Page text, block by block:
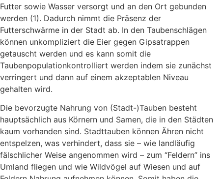
Futter sowie Wasser versorgt und an den Ort gebunden
werden (1). Dadurch nimmt die Präsenz der
Futterschwärme in der Stadt ab. In den Taubenschlägen
können unkompliziert die Eier gegen Gipsatrappen
getauscht werden und es kann somit die
Taubenpopulationkontrolliert werden indem sie zunächst
verringert und dann auf einem akzeptablen Niveau
gehalten wird.
Die bevorzugte Nahrung von (Stadt-)Tauben besteht
hauptsächlich aus Körnern und Samen, die in den Städten
kaum vorhanden sind. Stadttauben können Ähren nicht
entspelzen, was verhindert, dass sie – wie landläufig
fälschlicher Weise angenommen wird – zum “Feldern” ins
Umland fliegen und wie Wildvögel auf Wiesen und auf